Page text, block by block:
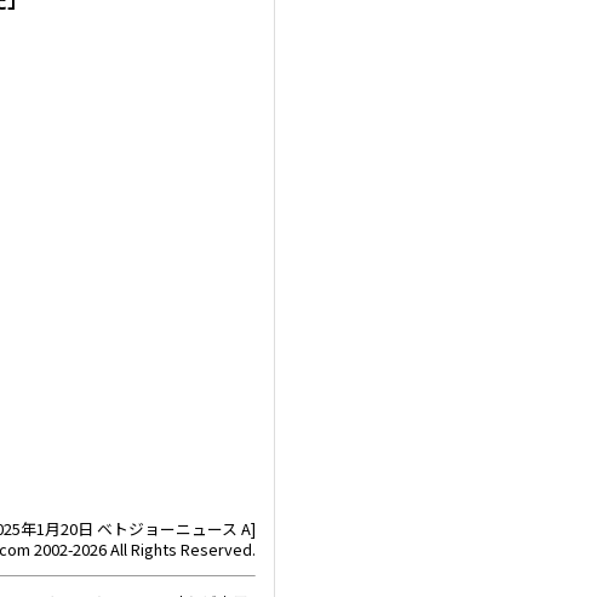
年1月20日 ベトジョーニュース A]
2002-2026 All Rights Reserved.